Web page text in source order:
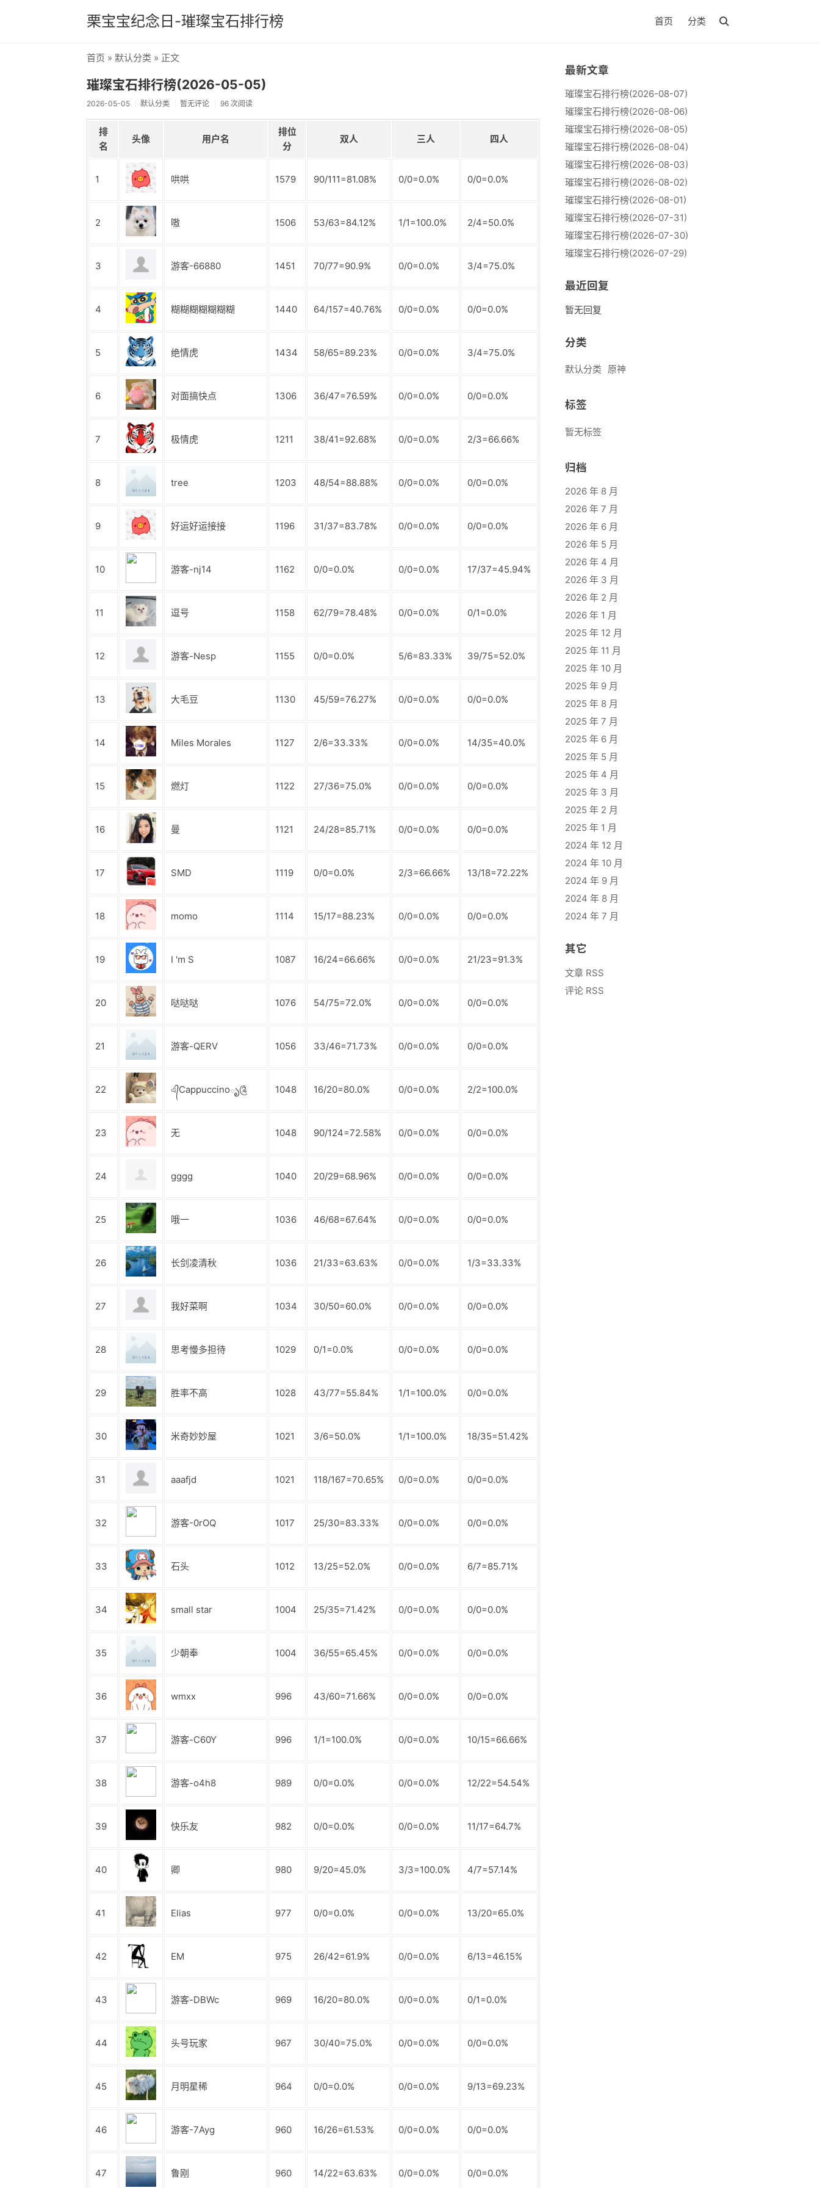
栗宝宝纪念日-璀璨宝石排行榜 首页 分类
首页 » 默认分类 » 正文
璀璨宝石排行榜(2026-05-05)
2026-05-05 默认分类 暂无评论 96 次阅读
排
名
头像 用户名
排位
分
双人 三人 四人
1 哄哄 1579 90/111=81.08% 0/0=0.0% 0/0=0.0%
2 嗷 1506 53/63=84.12% 1/1=100.0% 2/4=50.0%
3 游客-66880 1451 70/77=90.9% 0/0=0.0% 3/4=75.0%
4 糊糊糊糊糊糊糊 1440 64/157=40.76% 0/0=0.0% 0/0=0.0%
5 绝情虎 1434 58/65=89.23% 0/0=0.0% 3/4=75.0%
6 对面搞快点 1306 36/47=76.59% 0/0=0.0% 0/0=0.0%
7 极情虎 1211 38/41=92.68% 0/0=0.0% 2/3=66.66%
8 tree 1203 48/54=88.88% 0/0=0.0% 0/0=0.0%
9 好运好运接接 1196 31/37=83.78% 0/0=0.0% 0/0=0.0%
10 游客-nj14 1162 0/0=0.0% 0/0=0.0% 17/37=45.94%
11 逗号 1158 62/79=78.48% 0/0=0.0% 0/1=0.0%
12 游客-Nesp 1155 0/0=0.0% 5/6=83.33% 39/75=52.0%
13 大毛豆 1130 45/59=76.27% 0/0=0.0% 0/0=0.0%
14 Miles Morales 1127 2/6=33.33% 0/0=0.0% 14/35=40.0%
15 燃灯 1122 27/36=75.0% 0/0=0.0% 0/0=0.0%
16 曼 1121 24/28=85.71% 0/0=0.0% 0/0=0.0%
17 SMD 1119 0/0=0.0% 2/3=66.66% 13/18=72.22%
18 momo 1114 15/17=88.23% 0/0=0.0% 0/0=0.0%
19 I 'm S 1087 16/24=66.66% 0/0=0.0% 21/23=91.3%
20 哒哒哒 1076 54/75=72.0% 0/0=0.0% 0/0=0.0%
21 游客-QERV 1056 33/46=71.73% 0/0=0.0% 0/0=0.0%
22 এ᭄Cappuccinoృ༊ 1048 16/20=80.0% 0/0=0.0% 2/2=100.0%
23 无 1048 90/124=72.58% 0/0=0.0% 0/0=0.0%
24 gggg 1040 20/29=68.96% 0/0=0.0% 0/0=0.0%
25 哦一 1036 46/68=67.64% 0/0=0.0% 0/0=0.0%
26 长剑凌清秋 1036 21/33=63.63% 0/0=0.0% 1/3=33.33%
27 我好菜啊 1034 30/50=60.0% 0/0=0.0% 0/0=0.0%
28 思考慢多担待 1029 0/1=0.0% 0/0=0.0% 0/0=0.0%
29 胜率不高 1028 43/77=55.84% 1/1=100.0% 0/0=0.0%
30 米奇妙妙屋 1021 3/6=50.0% 1/1=100.0% 18/35=51.42%
31 aaafjd 1021 118/167=70.65% 0/0=0.0% 0/0=0.0%
32 游客-0rOQ 1017 25/30=83.33% 0/0=0.0% 0/0=0.0%
33 石头 1012 13/25=52.0% 0/0=0.0% 6/7=85.71%
34 small star 1004 25/35=71.42% 0/0=0.0% 0/0=0.0%
35 少朝奉 1004 36/55=65.45% 0/0=0.0% 0/0=0.0%
36 wmxx 996 43/60=71.66% 0/0=0.0% 0/0=0.0%
37 游客-C60Y 996 1/1=100.0% 0/0=0.0% 10/15=66.66%
38 游客-o4h8 989 0/0=0.0% 0/0=0.0% 12/22=54.54%
39 快乐友 982 0/0=0.0% 0/0=0.0% 11/17=64.7%
40 卿 980 9/20=45.0% 3/3=100.0% 4/7=57.14%
41 Elias 977 0/0=0.0% 0/0=0.0% 13/20=65.0%
42 EM 975 26/42=61.9% 0/0=0.0% 6/13=46.15%
43 游客-DBWc 969 16/20=80.0% 0/0=0.0% 0/1=0.0%
44 头号玩家 967 30/40=75.0% 0/0=0.0% 0/0=0.0%
45 月明星稀 964 0/0=0.0% 0/0=0.0% 9/13=69.23%
46 游客-7Ayg 960 16/26=61.53% 0/0=0.0% 0/0=0.0%
47 鲁刚 960 14/22=63.63% 0/0=0.0% 0/0=0.0%
最新文章
璀璨宝石排行榜(2026-08-07)
璀璨宝石排行榜(2026-08-06)
璀璨宝石排行榜(2026-08-05)
璀璨宝石排行榜(2026-08-04)
璀璨宝石排行榜(2026-08-03)
璀璨宝石排行榜(2026-08-02)
璀璨宝石排行榜(2026-08-01)
璀璨宝石排行榜(2026-07-31)
璀璨宝石排行榜(2026-07-30)
璀璨宝石排行榜(2026-07-29)
最近回复
暂无回复
分类
默认分类 原神
标签
暂无标签
归档
2026 年 8 月
2026 年 7 月
2026 年 6 月
2026 年 5 月
2026 年 4 月
2026 年 3 月
2026 年 2 月
2026 年 1 月
2025 年 12 月
2025 年 11 月
2025 年 10 月
2025 年 9 月
2025 年 8 月
2025 年 7 月
2025 年 6 月
2025 年 5 月
2025 年 4 月
2025 年 3 月
2025 年 2 月
2025 年 1 月
2024 年 12 月
2024 年 10 月
2024 年 9 月
2024 年 8 月
2024 年 7 月
其它
文章 RSS
评论 RSS